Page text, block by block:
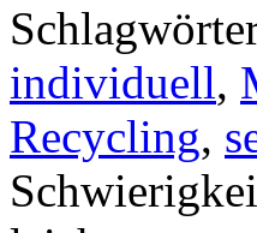
individuell,
Recycling,